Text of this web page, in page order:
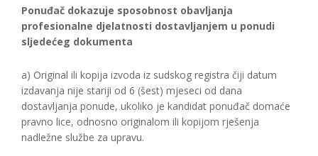
Ponuđač dokazuje sposobnost obavljanja
profesionalne djelatnosti dostavljanjem u ponudi
sljedećeg dokumenta
a) Original ili kopija izvoda iz sudskog registra čiji datum
izdavanja nije stariji od 6 (šest) mjeseci od dana
dostavljanja ponude, ukoliko je kandidat ponuđač domaće
pravno lice, odnosno originalom ili kopijom rješenja
nadležne službe za upravu.